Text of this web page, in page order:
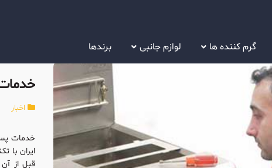
گرم کننده ها لوازم جانبی برندها
اخبار
ایران با